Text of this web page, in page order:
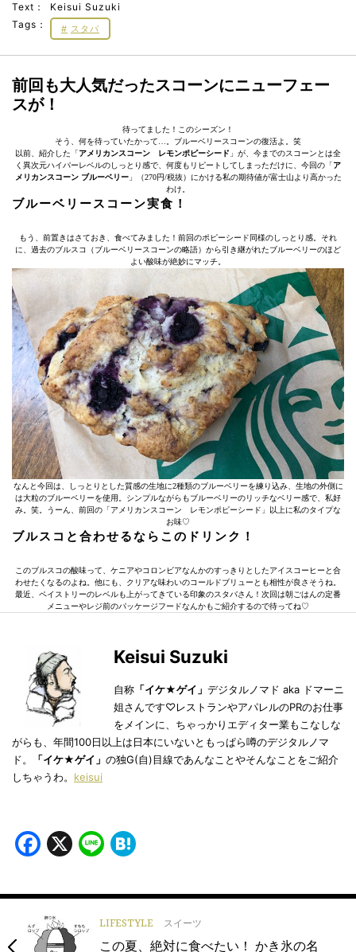
Text：
Keisui Suzuki
Tags：
スタバ
前回も大人気だったスコーンにニューフェー
スが！
待ってました！このシーズン！
そう、何を待っていたかって…。ブルーベリースコーンの復活よ。笑
以前、紹介した「アメリカンスコーン レモンポピーシード 」が、今までのスコーンとは全
く異次元ハイパーレベルのしっとり感で、何度もリピートしてしまっただけに、今回の「ア
メリカンスコーン ブルーベリー」（270円/税抜）にかける私の期待値が富士山より高かった
わけ。
ブルーベリースコーン実食！
もう、前置きはさておき、食べてみました！前回のポピーシード同様のしっとり感。それ
に、過去のブルスコ（ブルーベリースコーンの略語）から引き継がれたブルーベリーのほど
よい酸味が絶妙にマッチ。
なんと今回は、しっとりとした質感の生地に2種類のブルーベリーを練り込み、生地の外側に
は大粒のブルーベリーを使用。シンプルながらもブルーベリーのリッチなベリー感で、私好
み。笑。うーん、前回の「アメリカンスコーン レモンポピーシード」以上に私のタイプな
お味♡
ブルスコと合わせるならこのドリンク！
このブルスコの酸味って、ケニアやコロンビアなんかのすっきりとしたアイスコーヒーと合
わせたくなるのよね。他にも、クリアな味わいのコールドブリューとも相性が良さそうね。
最近、ペイストリーのレベルも上がってきている印象のスタバさん！次回は朝ごはんの定番
メニューやレジ前のパッケージフードなんかもご紹介するので待ってね♡
Keisui Suzuki
自称 「イケ★ゲイ」 デジタルノマド aka ドマーニ
姐さんです♡レストランやアパレルのPRのお仕事
をメインに、ちゃっかりエディター業もこなしな
がらも、年間100日以上は日本にいないともっぱら噂のデジタルノマ
ド。
「イケ★ゲイ」 の独G(自)目線であんなことやそんなことをご紹介
しちゃうわ。 keisui
Facebook
X Line
LIFESTYLE スイーツ
この夏、絶対に食べたい！ かき氷の名